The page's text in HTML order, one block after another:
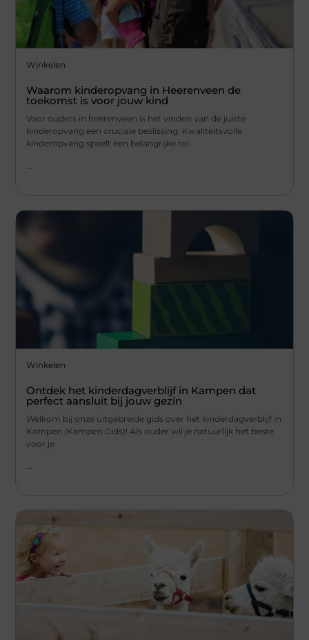
Winkelen
Waarom kinderopvang in Heerenveen de
toekomst is voor jouw kind
Voor ouders in heerenveen is het vinden van de juiste
kinderopvang een cruciale beslissing. Kwaliteitsvolle
kinderopvang speelt een belangrijke rol
Winkelen
Ontdek het kinderdagverblijf in Kampen dat
perfect aansluit bij jouw gezin
Welkom bij onze uitgebreide gids over het kinderdagverblijf in
Kampen (Kampen Gids)! Als ouder wil je natuurlijk het beste
voor je